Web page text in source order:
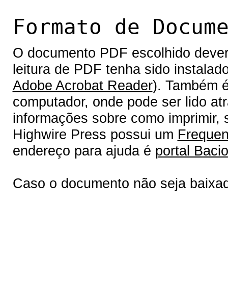
Formato de
O documento PDF escolhido
leitura de PDF tenha sido
Adobe Acrobat Reader). Também
computador, onde pode ser lido
informações sobre como
Highwire Press possui um
endereço para ajuda é portal
Caso o documento não seja